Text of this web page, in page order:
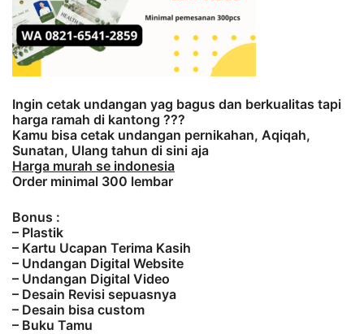
Ingin cetak undangan yag bagus dan berkualitas tapi
harga ramah di kantong ???
Kamu bisa cetak undangan pernikahan, Aqiqah,
Sunatan, Ulang tahun di sini aja
Harga murah se indonesia
Order minimal 300 lembar
Bonus :
– Plastik
– Kartu Ucapan Terima Kasih
– Undangan Digital Website
– Undangan Digital Video
– Desain Revisi sepuasnya
– Desain bisa custom
– Buku Tamu